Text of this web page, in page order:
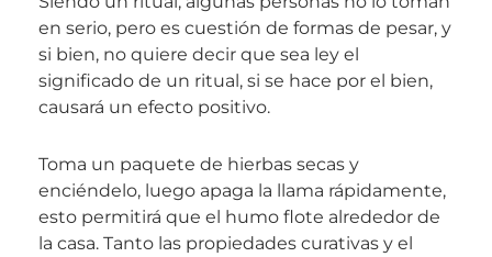
en serio, pero es cuestión de formas de pesar, y
si bien, no quiere decir que sea ley el
significado de un ritual, si se hace por el bien,
causará un efecto positivo.
Toma un paquete de hierbas secas y
enciéndelo, luego apaga la llama rápidamente,
esto permitirá que el humo flote alrededor de
la casa. Tanto las propiedades curativas y el